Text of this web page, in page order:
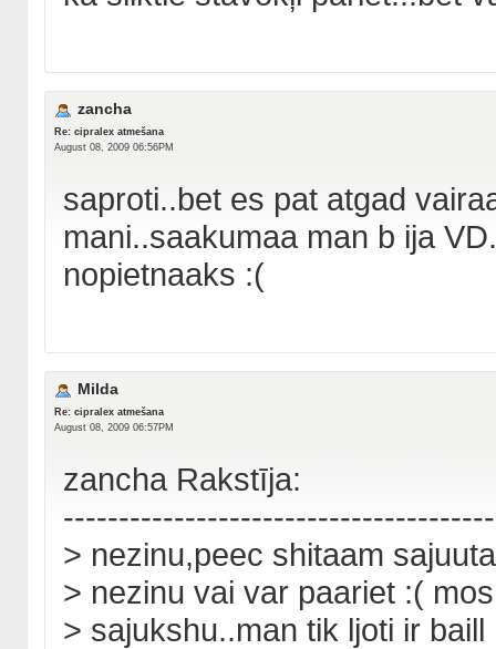
zancha
Re: cipralex atmešana
August 08, 2009 06:56PM
saproti..bet es pat atgad
mani..saakumaa man b ija
nopietnaaks :(
Milda
Re: cipralex atmešana
August 08, 2009 06:57PM
zancha Rakstīja:
> nezinu,peec shitaam
> nezinu vai var paariet :(
> sajukshu..man tik ljoti ir baill